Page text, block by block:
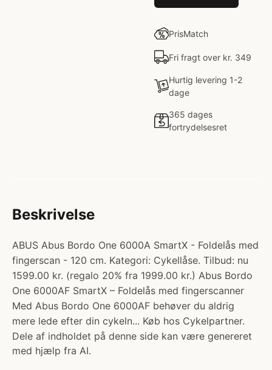
PrisMatch
Fri fragt over kr. 349
Hurtig levering 1-2
dage
365 dages
fortrydelsesret
Beskrivelse
ABUS Abus Bordo One 6000A SmartX - Foldelås med
fingerscan - 120 cm. Kategori: Cykellåse. Tilbud: nu
1599.00 kr. (regalo 20% fra 1999.00 kr.) Abus Bordo
One 6000AF SmartX – Foldelås med fingerscanner
Med Abus Bordo One 6000AF behøver du aldrig
mere lede efter din cykeln... Køb hos Cykelpartner.
Dele af indholdet på denne side kan være genereret
med hjælp fra AI.